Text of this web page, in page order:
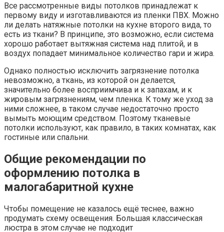
Все рассмотренные виды потолков принадлежат к
первому виду и изготавливаются из пленки ПВХ. Можно
ли делать натяжные потолки на кухне второго вида, то
есть из ткани? В принципе, это возможно, если система
хорошо работает вытяжная система над плитой, и в
воздух попадает минимальное количество гари и жира.
Однако полностью исключить загрязнение потолка
невозможно, а ткань, из которой он делается,
значительно более восприимчива и к запахам, и к
жировым загрязнениям, чем пленка. К тому же уход за
ними сложнее, в таком случае недостаточно просто
вымыть моющим средством. Поэтому тканевые
потолки используют, как правило, в таких комнатах, как
гостиные или спальни.
Общие рекомендации по
оформлению потолка в
малогабаритной кухне
Чтобы помещение не казалось ещё теснее, важно
продумать схему освещения. Большая классическая
люстра в этом случае не подходит